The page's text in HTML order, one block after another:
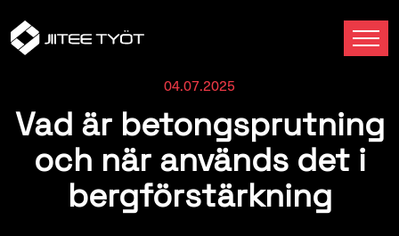
04.07.2025
Vad är betongsprutning
och när används det i
bergförstärkning